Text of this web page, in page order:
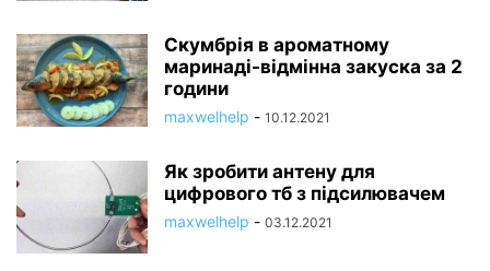
Скумбрія в ароматному
маринаді-відмінна закуска за 2
години
maxwelhelp - 10.12.2021
Як зробити антену для
цифрового тб з підсилювачем
maxwelhelp - 03.12.2021